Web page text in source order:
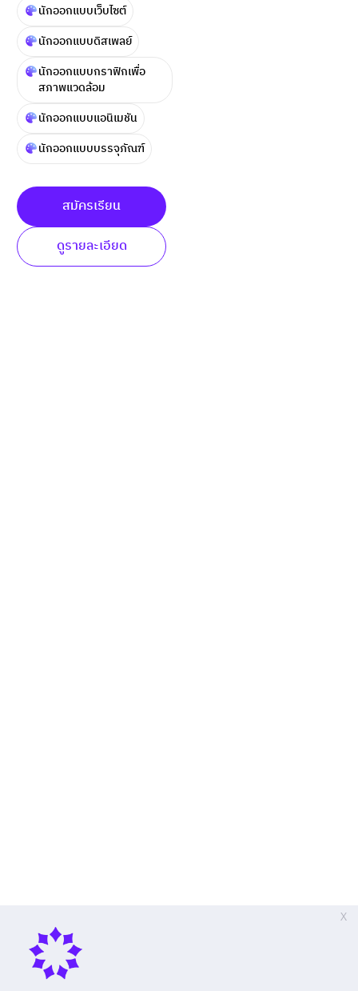
X
นักออกแบบเว็บไซต์
นักออกแบบดิสเพลย์
นักออกแบบกราฟิกเพื่อ
สภาพแวดล้อม
นักออกแบบแอนิเมชัน
นักออกแบบบรรจุภัณฑ์
สมัครเรียน
ดูรายละเอียด